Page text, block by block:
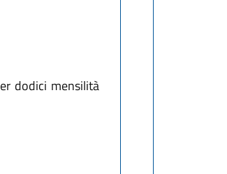
dodici mensilità